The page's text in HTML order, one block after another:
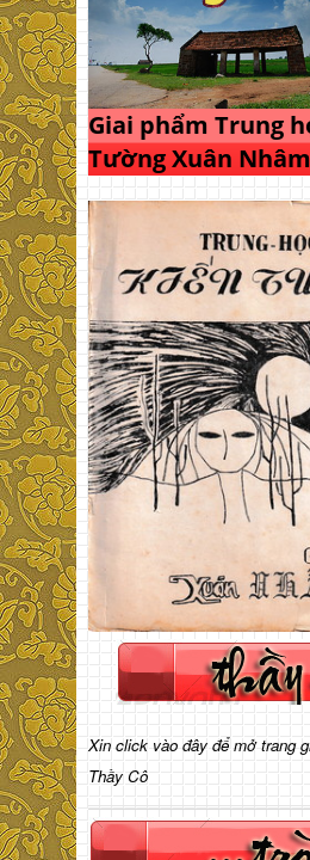
Giai phẩm Trung
Tường Xuân
Xin click vào đây để mở trang
Thầy Cô